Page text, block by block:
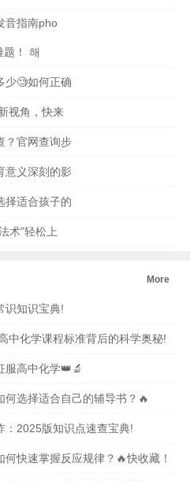
音指南pho
题！ 해
少🧐如何正确
视角，快来
？官网查询步
意义深刻的影
择适合孩子的
术”轻松上
More
识知识宝典!
中化学课程标准背后的科学奥秘!
服高中化学👑🔬
选择适合自己的辅导书？🔥
：2025版知识点速查宝典!
快速掌握反应规律？🔥快收藏！